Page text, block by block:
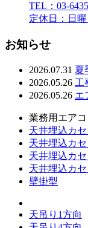
TEL：03-
定休日：日曜
お知らせ
2026.07.31 夏
2026.05.26 工
2026.05.26 エ
業務用エア
天井埋込カ
天井埋込カ
天井埋込カ
天井埋込カ
壁掛型
天吊り1方向